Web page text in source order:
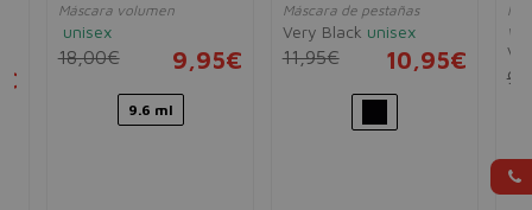
Express Waterproof
Black
Máscara volumen
unisex
18,00€ 9,95€
9.6 ml
Máscara de pestañas
Very Black unisex
11,95€ 10,95€